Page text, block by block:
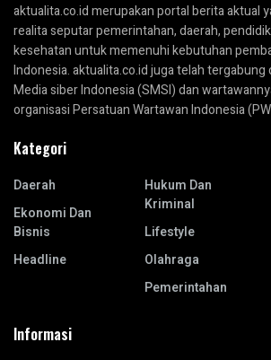
aktualita.co.id merupakan portal berita aktual
realita seputar pemerintahan, daerah,
kesehatan untuk memenuhi kebutuhan
Indonesia. aktualita.co.id juga telah
Media siber Indonesia (SMSI) dan
organisasi Persatuan Wartawan Indonesia
Kategori
Daerah
Ekonomi Dan
Bisnis
Headline
Hukum Dan
Kriminal
Lifestyle
Olahraga
Pemerintahan
Informasi